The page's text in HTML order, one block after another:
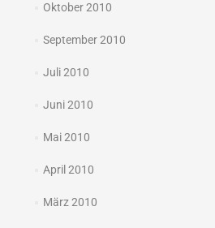
Oktober 2010
September 2010
Juli 2010
Juni 2010
Mai 2010
April 2010
März 2010